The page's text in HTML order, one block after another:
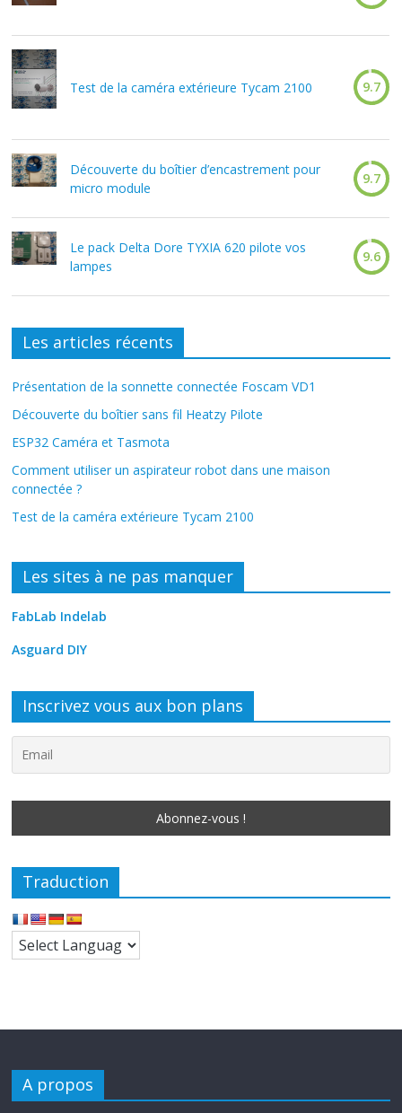
Test de la caméra extérieure Tycam 2100 9.7
Découverte du boîtier d’encastrement pour
micro module
9.7
Le pack Delta Dore TYXIA 620 pilote vos
lampes
9.6
Les articles récents
Présentation de la sonnette connectée Foscam VD1
Découverte du boîtier sans fil Heatzy Pilote
ESP32 Caméra et Tasmota
Comment utiliser un aspirateur robot dans une maison
connectée ?
Test de la caméra extérieure Tycam 2100
Les sites à ne pas manquer
FabLab Indelab
Asguard DIY
Inscrivez vous aux bon plans
Traduction
A propos